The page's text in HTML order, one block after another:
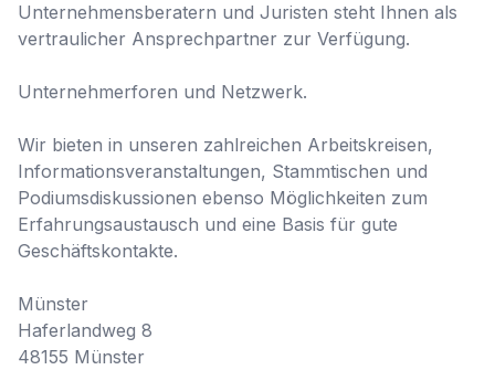
Unternehmensberatern und Juristen steht Ihnen als
vertraulicher Ansprechpartner zur Verfügung.
Unternehmerforen und Netzwerk.
Wir bieten in unseren zahlreichen Arbeitskreisen,
Informationsveranstaltungen, Stammtischen und
Podiumsdiskussionen ebenso Möglichkeiten zum
Erfahrungsaustausch und eine Basis für gute
Geschäftskontakte.
Münster
Haferlandweg 8
48155 Münster